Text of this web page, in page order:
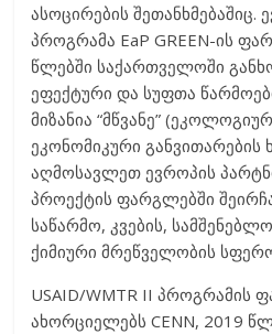
ასოცირების შეთანხმებაშიც.
პროგრამა EaP GREEN-ის
წლებში საქართველოში
ეფექტური და სუფთა
მიზანია “მწვანე”
ეკონომიკური განვითარების
აღმოსავლეთ ევროპის
პროექტის ფარგლებში
საწარმო, კვების,
ქიმიური მრეწველობის
USAID/WMTR II პროგრამის
ახორციელებს CENN, 2019